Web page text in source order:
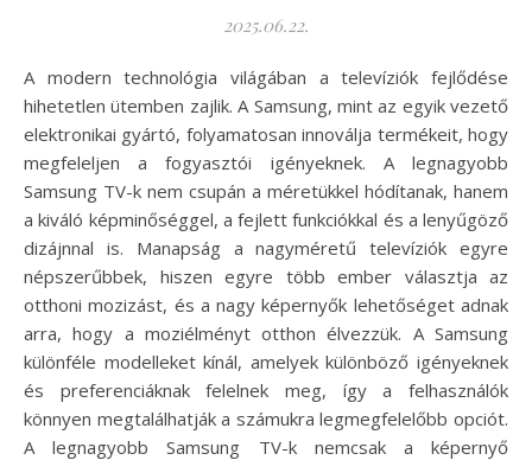
2025.06.22.
A modern technológia világában a televíziók fejlődése
hihetetlen ütemben zajlik. A Samsung, mint az egyik vezető
elektronikai gyártó, folyamatosan innoválja termékeit, hogy
megfeleljen a fogyasztói igényeknek. A legnagyobb
Samsung TV-k nem csupán a méretükkel hódítanak, hanem
a kiváló képminőséggel, a fejlett funkciókkal és a lenyűgöző
dizájnnal is. Manapság a nagyméretű televíziók egyre
népszerűbbek, hiszen egyre több ember választja az
otthoni mozizást, és a nagy képernyők lehetőséget adnak
arra, hogy a moziélményt otthon élvezzük. A Samsung
különféle modelleket kínál, amelyek különböző igényeknek
és preferenciáknak felelnek meg, így a felhasználók
könnyen megtalálhatják a számukra legmegfelelőbb opciót.
A legnagyobb Samsung TV-k nemcsak a képernyő